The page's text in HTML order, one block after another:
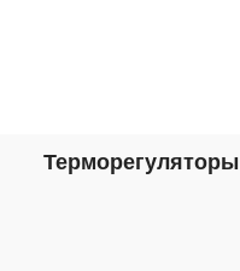
Терморегуляторы